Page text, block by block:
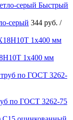
Быстрый
серый 344 руб. /
1х400 мм
по ГОСТ 3262-75